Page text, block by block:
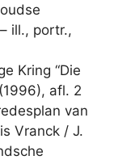
ill., portr.,
Kring “Die
afl. 2
van
Vranck / J.